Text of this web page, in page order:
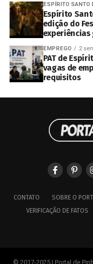
ESPÍRITO SANTO
Espírito
edição do
EMPREGO 2
PAT de
vagas de
requisitos
CONTATO SOBRE O
VERIFICAÇÃO DE FATOS
© 2017-2025 | Portal de